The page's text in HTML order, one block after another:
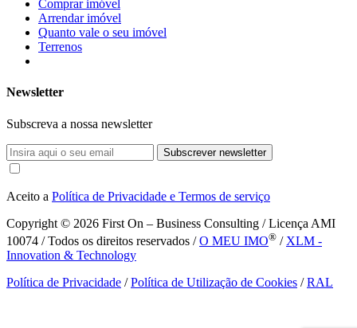
Comprar imóvel
Arrendar imóvel
Quanto vale o seu imóvel
Terrenos
Newsletter
Subscreva a nossa newsletter
Subscrever newsletter
Aceito a Política de Privacidade e Termos de serviço
Copyright © 2026 First On – Business Consulting / Licença AMI
10074 / Todos os direitos reservados /O MEU IMO® / XLM -
Innovation & Technology
Política de Privacidade /Política de Utilização de Cookies /RAL